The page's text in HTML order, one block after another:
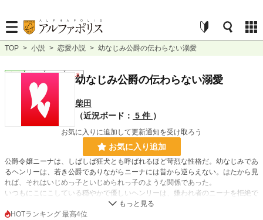
TOP > 小説 > 恋愛小説 > 幼なじみ公爵の伝わらない溺愛
完結 長編 R18幼なじみ公爵の伝わらない溺愛
柴田
（近況ボード： 5 件 ）
お気に入りに追加して更新通知を受け取ろう
お気に入り追加
公爵令嬢ニーナは、しばしば狂犬とも呼ばれるほど苛烈な性格だ。幼なじみであ
るヘンリーは、若き公爵でありながらニーナには昔から逆らえない。はたから見
れば、それはいじめっ子といじめられっ子のような関係であった。
いつもにこにこしている穏やかで優しいヘンリーは、嫌われ者のニーナを拒絶で
きないのだろう。しかしヘンリーを助けようとニーナと距離を置かせようとする
友人たちから、ヘンリーは逆に離れていく。
HOTランキング 最高4位